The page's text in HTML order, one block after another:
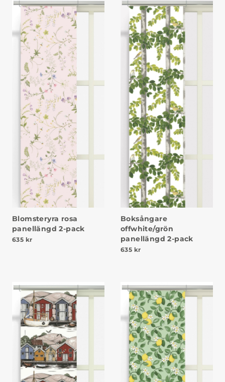
Blomsteryra rosa
panellängd 2-pack
635 kr
Boksångare
offwhite/grön
panellängd 2-pack
635 kr